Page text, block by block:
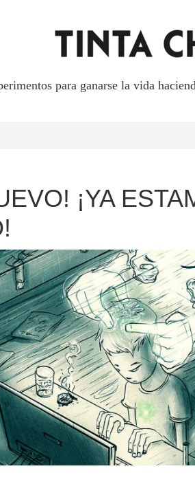
para ganarse la vida
¡YA